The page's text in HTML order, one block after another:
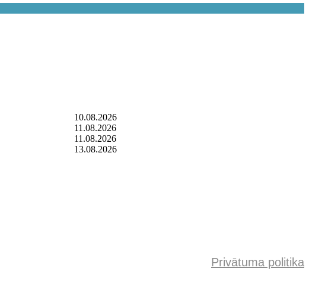
10.08.2026
11.08.2026
11.08.2026
13.08.2026
Privātuma politika